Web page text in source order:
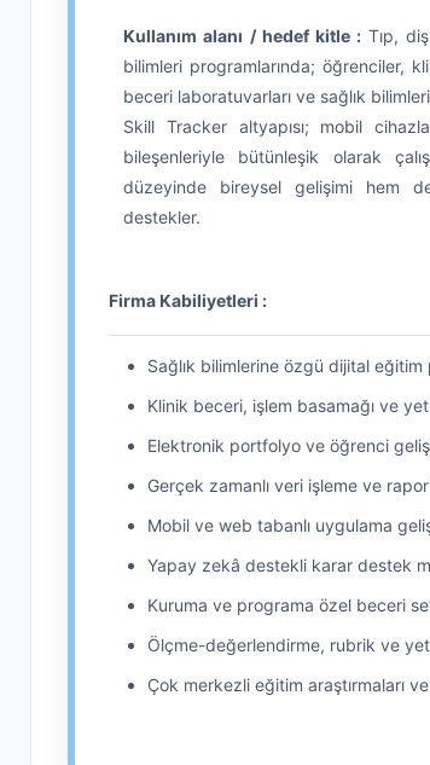
Kullanım alanı / hedef kitle : Tıp,
bilimleri programlarında; öğrenciler,
beceri laboratuvarları ve sağlık
Skill Tracker altyapısı; mobil
bileşenleriyle bütünleşik olarak
düzeyinde bireysel gelişimi hem
destekler.
Firma Kabiliyetleri :
Sağlık bilimlerine özgü dijital
Klinik beceri, işlem basamağı ve
Elektronik portfolyo ve öğrenci
Gerçek zamanlı veri işleme ve
Mobil ve web tabanlı uygulama
Yapay zekâ destekli karar destek
Kuruma ve programa özel beceri
Ölçme-değerlendirme, rubrik ve
Çok merkezli eğitim araştırmaları